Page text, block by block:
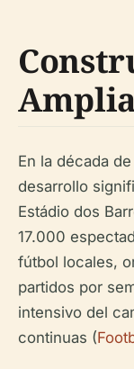
En la década
desarrollo
Estádio dos
17.000
fútbol locales,
partidos por
intensivo del
continuas (